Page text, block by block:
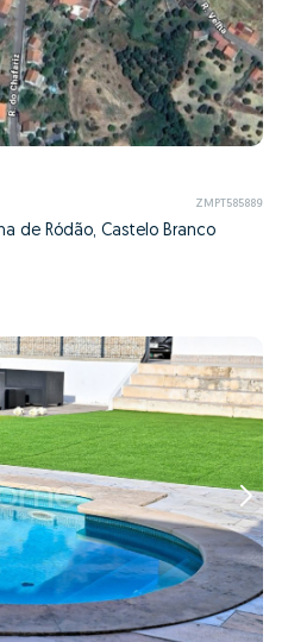
ZMPT585889
de Ródão, Castelo Branco